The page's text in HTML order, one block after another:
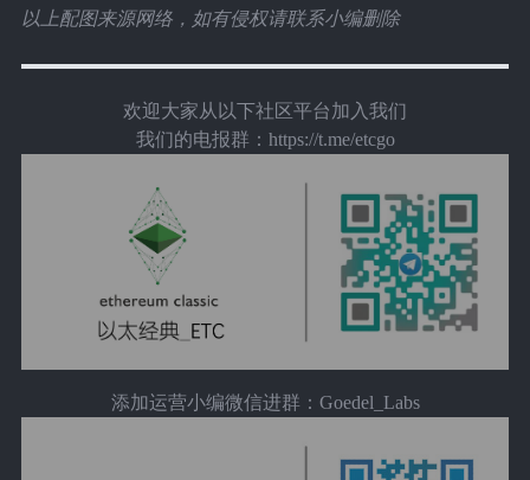
以上配图来源网络，如有侵权请联系小编删除
欢迎大家从以下社区平台加入我们
我们的电报群：https://t.me/etcgo
添加运营小编微信进群：Goedel_Labs